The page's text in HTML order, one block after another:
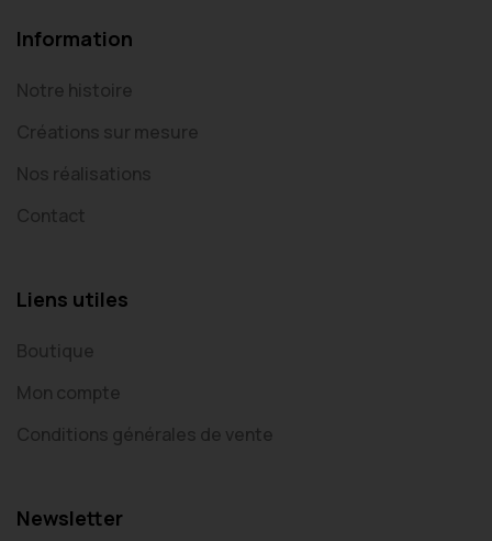
Information
Notre histoire
Créations sur mesure
Nos réalisations
Contact
Liens utiles
Boutique
Mon compte
Conditions générales de vente
Newsletter